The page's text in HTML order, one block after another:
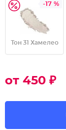
-17 %
Тон 31 Хамелео
от 450 ₽